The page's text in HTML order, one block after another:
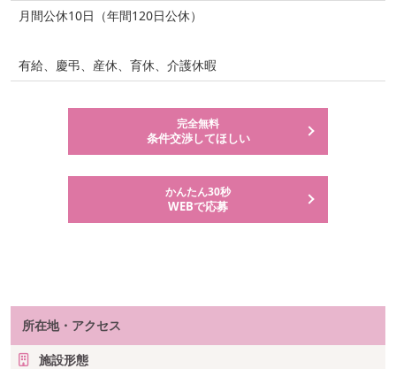
月間公休10日（年間120日公休）
有給、慶弔、産休、育休、介護休暇
完全無料
条件交渉してほしい
かんたん30秒
WEBで応募
所在地・アクセス
施設形態